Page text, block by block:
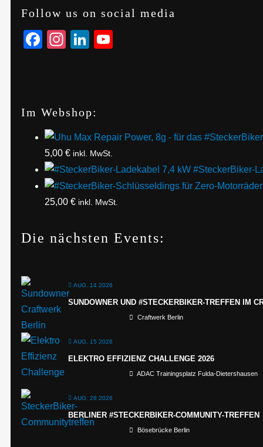
Follow us on social media
Facebook
Instagram
LinkedIn
Im Webshop:
5,00 € inkl. MwSt.
#SteckerBiker-
25,00 € inkl. MwSt.
Die nächsten Events:
AUG. 14 2026
SUNDOWNER UND #STECKERBIKER-TREFFEN IM
Craftwerk Berlin
AUG. 15 2026
ELEKTRO EFFIZIENZ CHALLENGE 2026
ADAC Trainingsplatz Fulda-Dietershausen
AUG. 28 2026
BERLINER #STECKERBIKER-COMMUNITY-TREFFEN
Bösebrücke Berlin